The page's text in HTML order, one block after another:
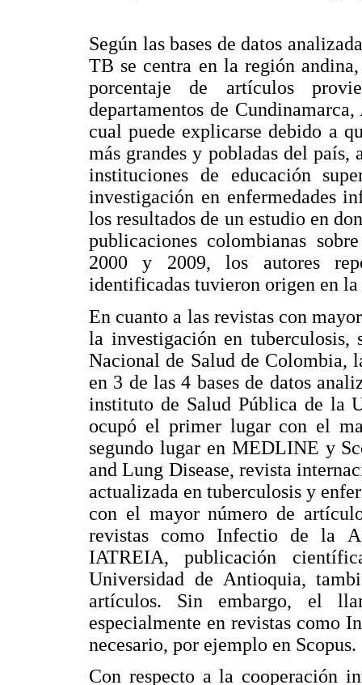
Según las bases de datos
TB se centra en la región
porcentaje de artículos
departamentos de
cual puede explicarse debido a
más grandes y pobladas del
instituciones de educación
investigación en enfermedades
los resultados de un estudio en
publicaciones colombianas
2000 y 2009, los autores
identificadas tuvieron origen en
En cuanto a las revistas con
la investigación en tuberculosis,
Nacional de Salud de Colombia,
en 3 de las 4 bases de datos
instituto de Salud Pública de la
ocupó el primer lugar con el
segundo lugar en MEDLINE y
and Lung Disease, revista
actualizada en tuberculosis y
con el mayor número de
revistas como Infectio de la
IATREIA, publicación
Universidad de Antioquia,
artículos. Sin embargo, el
especialmente en revistas como
necesario, por ejemplo en Scopus.
Con respecto a la cooperación